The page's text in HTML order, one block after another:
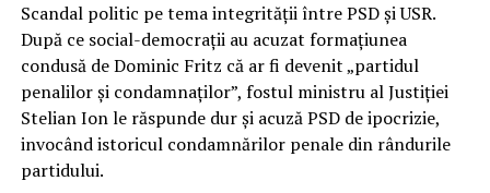
Scandal politic pe tema integrității între PSD și USR.
După ce social-democrații au acuzat formațiunea
condusă de Dominic Fritz că ar fi devenit „partidul
penalilor și condamnaților”, fostul ministru al Justiției
Stelian Ion le răspunde dur și acuză PSD de ipocrizie,
invocând istoricul condamnărilor penale din rândurile
partidului.